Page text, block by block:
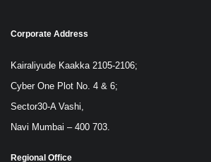
Corporate Address
Kairaliyude Kaakka 2105-2106;
Cyber One Plot No. 4 & 6;
Sector30-A Vashi,
Navi Mumbai – 400 703.
Regional Office